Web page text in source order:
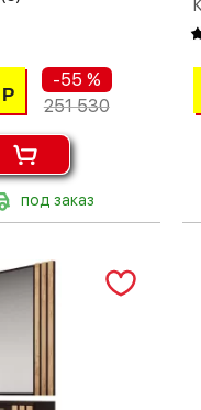
Р
-55 %
251 530
под заказ